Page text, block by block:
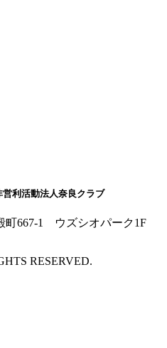
利活動法人奈良クラブ
町667-1
ウズシオパーク1F
RESERVED.